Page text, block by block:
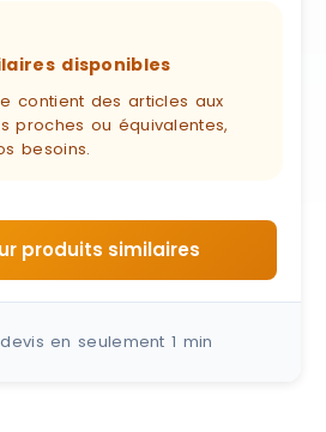
disponibles
contient des articles aux
proches ou équivalentes,
besoins.
produits similaires
en seulement 1 min